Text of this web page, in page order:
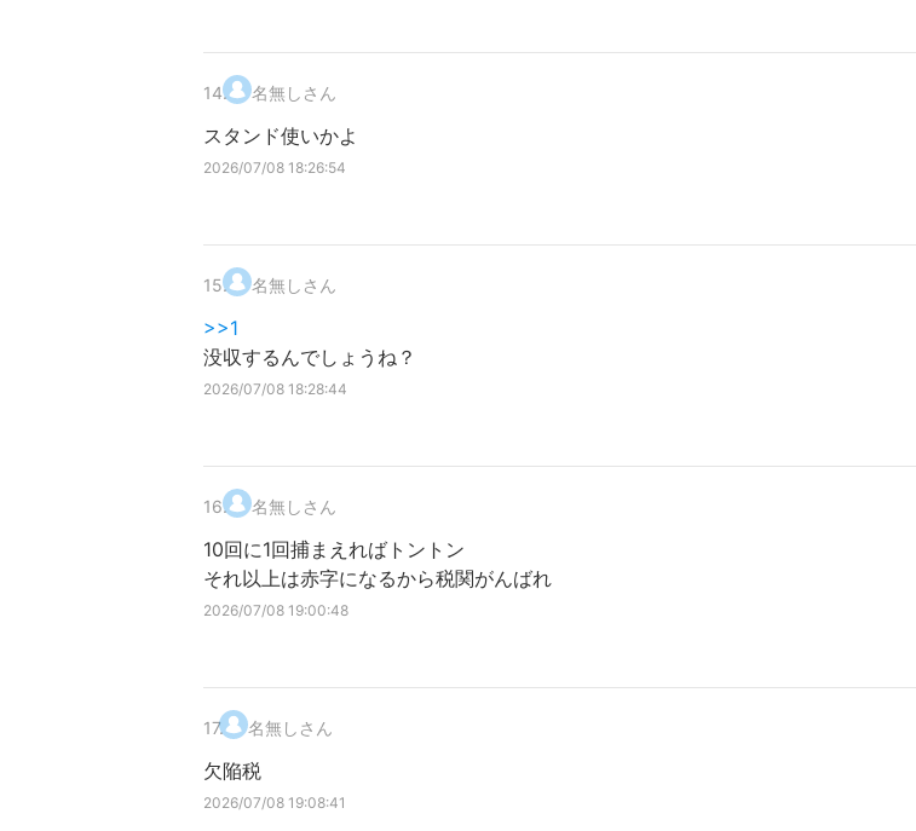
14. 名無しさん
スタンド使いかよ
2026/07/08 18:26:54
15. 名無しさん
>>1
没収するんでしょうね？
2026/07/08 18:28:44
16. 名無しさん
10回に1回捕まえればトントン
それ以上は赤字になるから税関がんばれ
2026/07/08 19:00:48
17. 名無しさん
欠陥税
2026/07/08 19:08:41